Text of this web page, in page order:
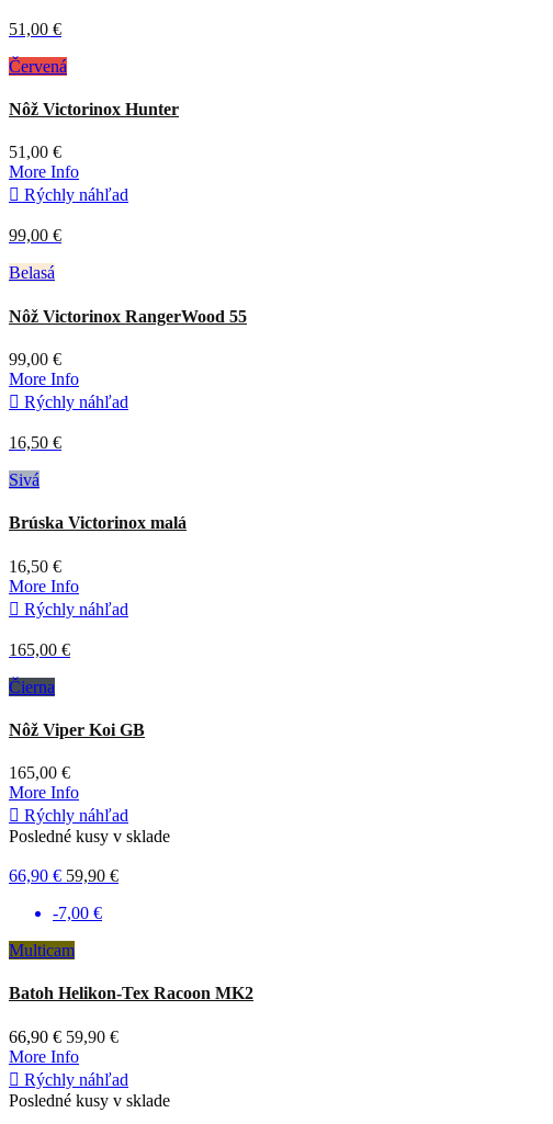
51,00 €
Červená
Nôž Victorinox Hunter
51,00 €
More Info
 Rýchly náhľad
99,00 €
Belasá
Nôž Victorinox RangerWood 55
99,00 €
More Info
 Rýchly náhľad
16,50 €
Sivá
Brúska Victorinox malá
16,50 €
More Info
 Rýchly náhľad
165,00 €
Čierna
Nôž Viper Koi GB
165,00 €
More Info
 Rýchly náhľad
Posledné kusy v sklade
66,90 € 59,90 €
-7,00 €
Multicam
Batoh Helikon-Tex Racoon MK2
66,90 € 59,90 €
More Info
 Rýchly náhľad
Posledné kusy v sklade